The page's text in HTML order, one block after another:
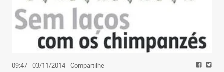
09:47 - 03/11/2014- Compartilhe